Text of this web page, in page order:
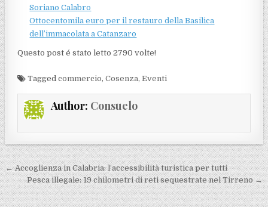
Soriano Calabro
Ottocentomila euro per il restauro della Basilica
dell’immacolata a Catanzaro
Questo post é stato letto 2790 volte!
Taggedcommercio,Cosenza,Eventi
Author: Consuelo
Navigazione articoli
← Accoglienza in Calabria: l’accessibilità turistica per tutti
Pesca illegale: 19 chilometri di reti sequestrate nel Tirreno →